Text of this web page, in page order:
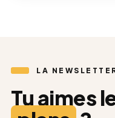
LA
Tu aimes